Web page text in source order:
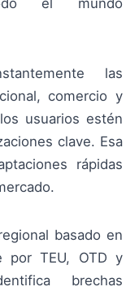
el mundo
las
comercio y
usuarios estén
clave. Esa
rápidas
basado en
por TEU, OTD y
brechas